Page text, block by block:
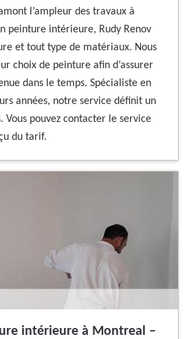
l’ampleur des travaux à
peinture intérieure, Rudy Renov
et tout type de matériaux. Nous
choix de peinture afin d’assurer
dans le temps. Spécialiste en
années, notre service définit un
Vous pouvez contacter le service
du tarif.
intérieure à Montreal –